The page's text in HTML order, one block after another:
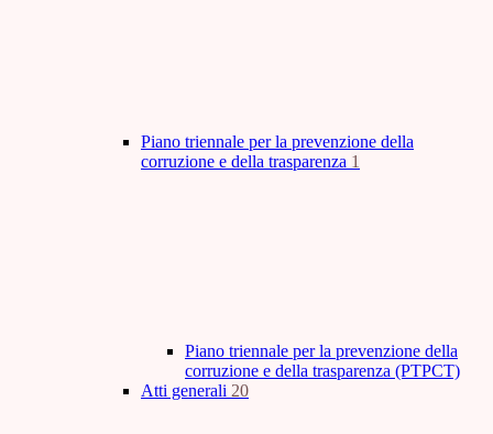
Piano triennale per la prevenzione della
corruzione e della trasparenza 1
Piano triennale per la prevenzione della
corruzione e della trasparenza (PTPCT)
Atti generali 20